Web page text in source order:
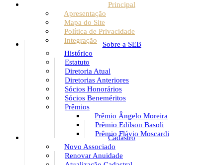
Principal
Apresentação
Mapa do Site
Política de Privacidade
Integração
Sobre a SEB
Histórico
Estatuto
Diretoria Atual
Diretorias Anteriores
Sócios Honorários
Sócios Beneméritos
Prêmios
Prêmio Ângelo Moreira
Prêmio Edilson Basoli
Prêmio Flávio Moscardi
Cadastro
Novo Associado
Renovar Anuidade